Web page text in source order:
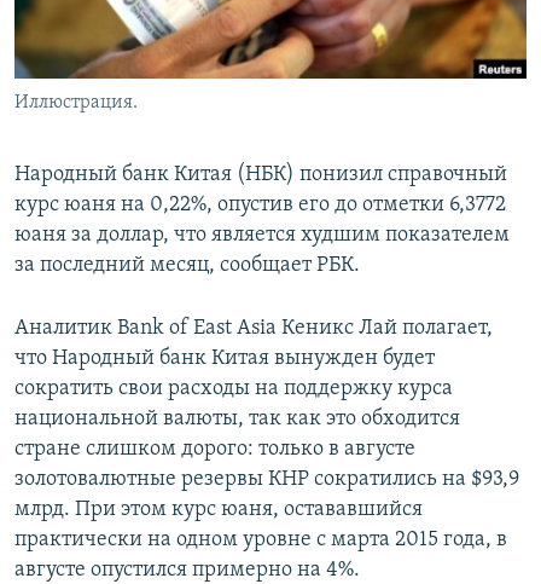
Иллюстрация.
Народный банк Китая (НБК) понизил справочный
курс юаня на 0,22%, опустив его до отметки 6,3772
юаня за доллар, что является худшим показателем
за последний месяц, сообщает РБК.
Аналитик Bank of East Asia Кеникс Лай полагает,
что Народный банк Китая вынужден будет
сократить свои расходы на поддержку курса
национальной валюты, так как это обходится
стране слишком дорого: только в августе
золотовалютные резервы КНР сократились на $93,9
млрд. При этом курс юаня, остававшийся
практически на одном уровне с марта 2015 года, в
августе опустился примерно на 4%.